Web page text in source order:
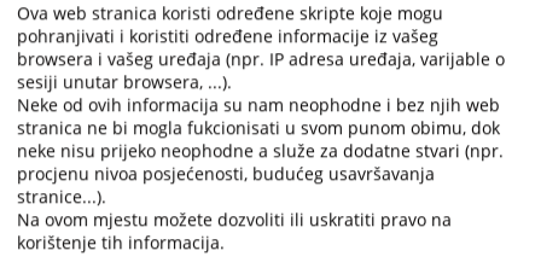
Ova web stranica koristi određene skripte koje mogu
pohranjivati i koristiti određene informacije iz vašeg
browsera i vašeg uređaja (npr. IP adresa uređaja, varijable o
sesiji unutar browsera, ...).
Neke od ovih informacija su nam neophodne i bez njih web
stranica ne bi mogla fukcionisati u svom punom obimu, dok
neke nisu prijeko neophodne a služe za dodatne stvari (npr.
procjenu nivoa posjećenosti, budućeg usavršavanja
stranice...).
Na ovom mjestu možete dozvoliti ili uskratiti pravo na
korištenje tih informacija.